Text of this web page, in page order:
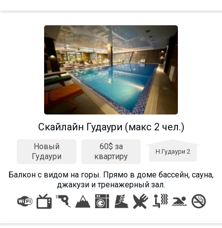
Скайлайн Гудаури (макс 2 чел.)
Новый
Гудаури
60$ за
квартиру
Н.Гудаури 2
Балкон c видом на горы. Прямо в доме бассейн, сауна,
джакузи и тренажерный зал.